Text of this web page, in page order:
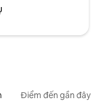
Điểm đến gần đây